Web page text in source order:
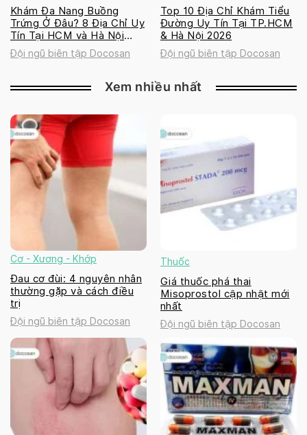
Khám Đa Nang Buồng
Trứng Ở Đâu? 8 Địa Chỉ Uy
Tín Tại HCM và Hà Nội
2026
Đội ngũ biên tập Docosan
Top 10 Địa Chỉ Khám Tiểu
Đường Uy Tín Tại TP.HCM
& Hà Nội 2026
Đội ngũ biên tập Docosan
Xem nhiều nhất
Cơ - Xương - Khớp
Đau cơ đùi: 4 nguyên nhân
thường gặp và cách điều
trị
Đội ngũ biên tập Docosan
Thuốc
Giá thuốc phá thai
Misoprostol cập nhật mới
nhất
Đội ngũ biên tập Docosan